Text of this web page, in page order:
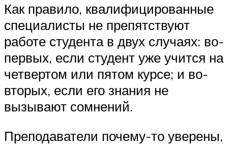
Как правило, квалифицированные
специалисты не препятствуют
работе студента в двух случаях: во-
первых, если студент уже учится на
четвертом или пятом курсе; и во-
вторых, если его знания не
вызывают сомнений.
Преподаватели почему-то уверены,